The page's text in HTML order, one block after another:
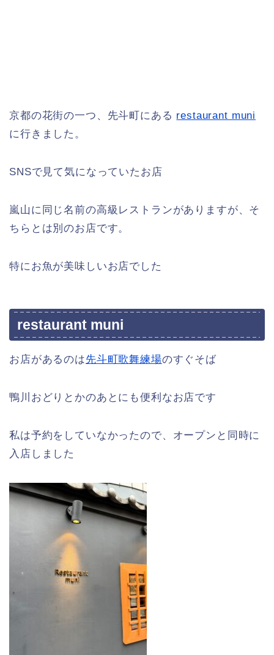
京都の花街の一つ、先斗町にある restaurant muni
に行きました。
SNSで見て気になっていたお店
嵐山に同じ名前の高級レストランがありますが、そ
ちらとは別のお店です。
特にお魚が美味しいお店でした
restaurant muni
お店があるのは先斗町歌舞練場のすぐそば
鴨川おどりとかのあとにも便利なお店です
私は予約をしていなかったので、オープンと同時に
入店しました